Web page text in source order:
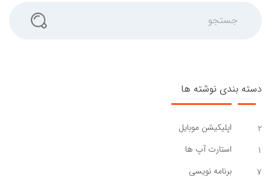
دسته بندی نوشته ها
2
اپلیکیشن موبایل
1
استارت آپ ها
7
برنامه نویسی